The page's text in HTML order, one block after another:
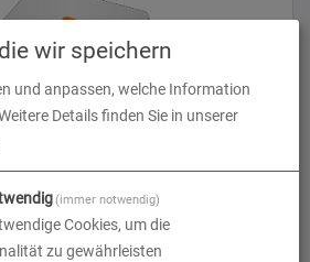
wir speichern
und anpassen, welche Information
Details finden Sie in unserer
(immer notwendig)
Cookies, um die
zu gewährleisten